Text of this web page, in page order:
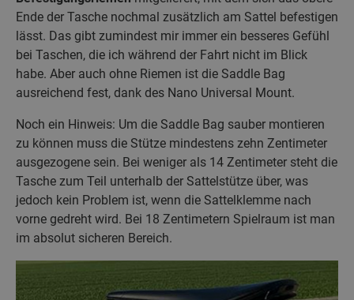
Ende der Tasche nochmal zusätzlich am Sattel befestigen
lässt. Das gibt zumindest mir immer ein besseres Gefühl
bei Taschen, die ich während der Fahrt nicht im Blick
habe. Aber auch ohne Riemen ist die Saddle Bag
ausreichend fest, dank des Nano Universal Mount.
Noch ein Hinweis: Um die Saddle Bag sauber montieren
zu können muss die Stütze mindestens zehn Zentimeter
ausgezogene sein. Bei weniger als 14 Zentimeter steht die
Tasche zum Teil unterhalb der Sattelstütze über, was
jedoch kein Problem ist, wenn die Sattelklemme nach
vorne gedreht wird. Bei 18 Zentimetern Spielraum ist man
im absolut sicheren Bereich.